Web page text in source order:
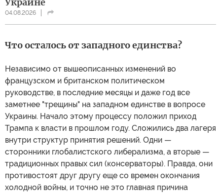
04.08.2026
Что осталось от западного единства?
Независимо от вышеописанных изменений во
французском и британском политическом
руководстве, в последние месяцы и даже год все
заметнее "трещины" на западном единстве в вопросе
Украины. Начало этому процессу положил приход
Трампа к власти в прошлом году. Сложились два лагеря
внутри структур принятия решений. Одни —
сторонники глобалистского либерализма, а вторые —
традиционных правых сил (консерваторы). Правда, они
противостоят друг другу еще со времен окончания
холодной войны, и точно не это главная причина